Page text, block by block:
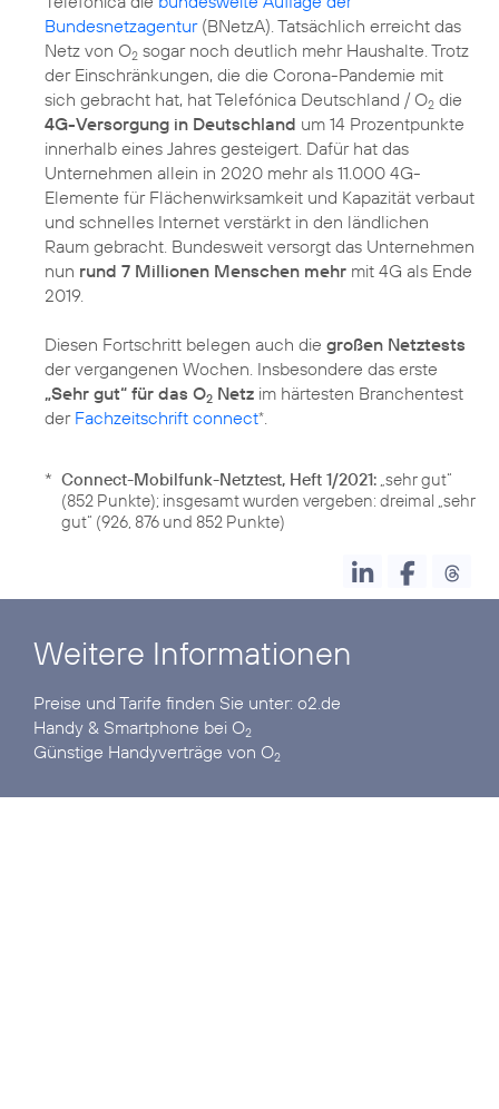
Bundesnetzagentur(BNetzA). Tatsächlich erreicht das
Netz von O2 sogar noch deutlich mehr Haushalte. Trotz
der Einschränkungen, die die Corona-Pandemie mit
sich gebracht hat, hat Telefónica Deutschland / O2 die
4G-Versorgung in Deutschland um 14 Prozentpunkte
innerhalb eines Jahres gesteigert. Dafür hat das
Unternehmen allein in 2020 mehr als 11.000 4G-
Elemente für Flächenwirksamkeit und Kapazität verbaut
und schnelles Internet verstärkt in den ländlichen
Raum gebracht. Bundesweit versorgt das Unternehmen
nun rund 7 Millionen Menschen mehr mit 4G als Ende
2019.
Diesen Fortschritt belegen auch die großen Netztests
der vergangenen Wochen. Insbesondere das erste
„Sehr gut“ für das O2 Netz im härtesten Branchentest
der Fachzeitschrift connect*.
* Connect-Mobilfunk-Netztest, Heft 1/2021: „sehr gut“
(852 Punkte); insgesamt wurden vergeben: dreimal „sehr
gut“ (926, 876 und 852 Punkte)
Weitere Informationen
Preise und Tarife finden Sie unter: o2.de
Handy & Smartphone bei O2
Günstige Handyverträge von O2